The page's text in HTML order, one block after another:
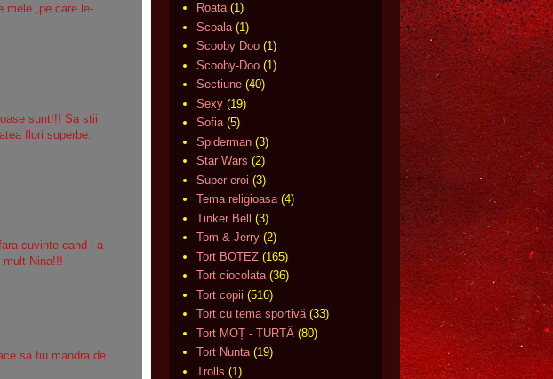
mele ,pe care le-
sunt!!! Sa stii
flori superbe.
cuvinte cand l-a
Nina!!!
sa fiu mandra de
Roata (1)
Scoala (1)
Scooby Doo (1)
Scooby-Doo (1)
Sectiune (40)
Sexy (19)
Sofia (5)
Spiderman (3)
Star Wars (2)
Super eroi (3)
Tema religioasa (4)
Tinker Bell
(3)
Tom & Jerry (2)
Tort BOTEZ (165)
Tort ciocolata (36)
Tort copii (516)
Tort cu tema sportivă (33)
Tort MOȚ - TURTĂ (80)
Tort Nunta (19)
Trolls (1)